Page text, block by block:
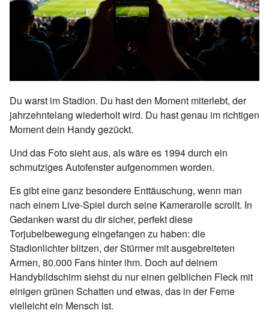
Du warst im Stadion. Du hast den Moment miterlebt, der
jahrzehntelang wiederholt wird. Du hast genau im richtigen
Moment dein Handy gezückt.
Und das Foto sieht aus, als wäre es 1994 durch ein
schmutziges Autofenster aufgenommen worden.
Es gibt eine ganz besondere Enttäuschung, wenn man
nach einem Live-Spiel durch seine Kamerarolle scrollt. In
Gedanken warst du dir sicher, perfekt diese
Torjubelbewegung eingefangen zu haben: die
Stadionlichter blitzen, der Stürmer mit ausgebreiteten
Armen, 80.000 Fans hinter ihm. Doch auf deinem
Handybildschirm siehst du nur einen gelblichen Fleck mit
einigen grünen Schatten und etwas, das in der Ferne
vielleicht ein Mensch ist.